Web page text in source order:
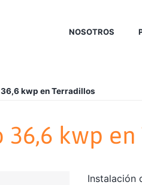
NOSOTROS
kwp en Terradillos
kwp
Instalación